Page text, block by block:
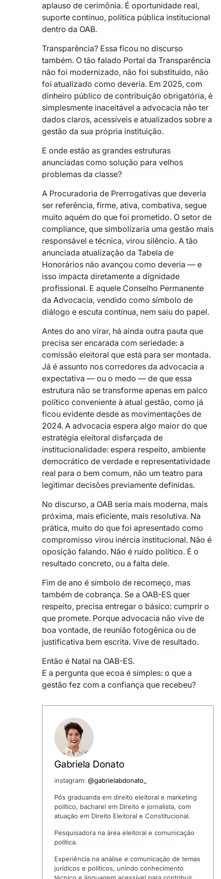
aplauso de cerimônia. É oportunidade real,
suporte contínuo, política pública institucional
dentro da OAB.
Transparência? Essa ficou no discurso
também. O tão falado Portal da Transparência
não foi modernizado, não foi substituído, não
foi atualizado como deveria. Em 2025, com
dinheiro público de contribuição obrigatória, é
simplesmente inaceitável a advocacia não ter
dados claros, acessíveis e atualizados sobre a
gestão da sua própria instituição.
E onde estão as grandes estruturas
anunciadas como solução para velhos
problemas da classe?
A Procuradoria de Prerrogativas que deveria
ser referência, firme, ativa, combativa, segue
muito aquém do que foi prometido. O setor de
compliance, que simbolizaria uma gestão mais
responsável e técnica, virou silêncio. A tão
anunciada atualização da Tabela de
Honorários não avançou como deveria — e
isso impacta diretamente a dignidade
profissional. E aquele Conselho Permanente
da Advocacia, vendido como símbolo de
diálogo e escuta contínua, nem saiu do papel.
Antes do ano virar, há ainda outra pauta que
precisa ser encarada com seriedade: a
comissão eleitoral que está para ser montada.
Já é assunto nos corredores da advocacia a
expectativa — ou o medo — de que essa
estrutura não se transforme apenas em palco
político conveniente à atual gestão, como já
ficou evidente desde as movimentações de
2024. A advocacia espera algo maior do que
estratégia eleitoral disfarçada de
institucionalidade: espera respeito, ambiente
democrático de verdade e representatividade
real para o bem comum, não um teatro para
legitimar decisões previamente definidas.
No discurso, a OAB seria mais moderna, mais
próxima, mais eficiente, mais resolutiva. Na
prática, muito do que foi apresentado como
compromisso virou inércia institucional. Não é
oposição falando. Não é ruído político. É o
resultado concreto, ou a falta dele.
Fim de ano é símbolo de recomeço, mas
também de cobrança. Se a OAB-ES quer
respeito, precisa entregar o básico: cumprir o
que promete. Porque advocacia não vive de
boa vontade, de reunião fotogênica ou de
justificativa bem escrita. Vive de resultado.
Então é Natal na OAB-ES.
E a pergunta que ecoa é simples: o que a
gestão fez com a confiança que recebeu?
Gabriela Donato
instagram: @gabrielabdonato_
Pós graduanda em direito eleitoral e marketing
político, bacharel em Direito e jornalista, com
atuação em Direito Eleitoral e Constitucional.
Pesquisadora na área eleitoral e comunicação
política.
Experiência na análise e comunicação de temas
jurídicos e políticos, unindo conhecimento